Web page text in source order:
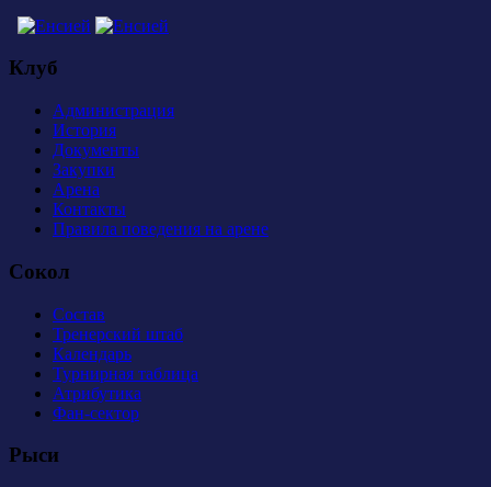
Клуб
Администрация
История
Документы
Закупки
Арена
Контакты
Правила поведения на арене
Сокол
Состав
Тренерский штаб
Календарь
Турнирная таблица
Атрибутика
Фан-сектор
Рыси